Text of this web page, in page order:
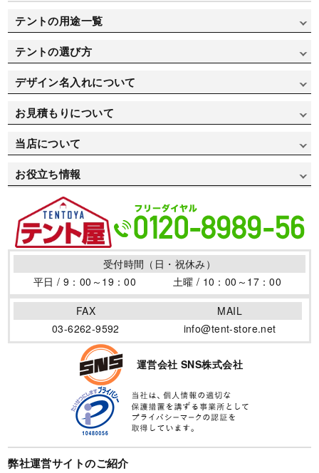
かんたんてんと 横幕
ミスタークイックテント（スチール&アルミ骨フレーム）
ミスタークイックテント（オールアルミ骨フレーム）
組み立て式パイプテント（横幕一覧）
テントの用途一覧
イベント用途で選ぶ
寄贈/記念品用で選ぶ
運動会/卒業式用で選ぶ
部活/クラブ活動用で選ぶ
自治体/地方公共団体用で選ぶ
お祭り用で選ぶ
医療/病院用で選ぶ
防災/消防用で選ぶ
商店街用で選ぶ
店舗/ブース/露店用で選ぶ
フェス/マルシェ/フリマ用で選ぶ
地鎮祭用で選ぶ
テントの選び方
テントの選び方
デザイン名入れについて
オリジナルテント製作実績
デザインデータ入稿方法
デザインデータ作成方法
プリント書体見本
デザインサンプル
お見積もりについて
テント自動お見積り
送料について
返品・変更について
よくある質問集
当店について
会社概要
個人情報保護方針
サイトポリシー
お役立ち情報
イベントテントの取り扱い
テントの活用場所
テントの仲間
テント制作のポイント
ワンタッチテントの効果
イベントテントを暴風から守る風対策！その方法と必要性
について
卒園卒業の記念と御礼に寄贈用テントがオススメです
夏の熱中症対策に！日差しを避けるイベントテント！
イベントテントを使いたい！購入とレンタルのメリット・
デメリット
イベントテントを長く使うために。寿命と保管方法
受付時間（日・祝休み）
平日 / 9：00～19：00
土曜 / 10：00～17：00
FAX
03-6262-9592
MAIL
info@tent-store.net
運営会社 SNS株式会社
弊社運営サイトのご紹介